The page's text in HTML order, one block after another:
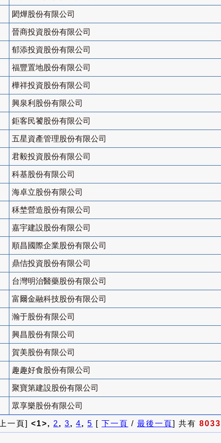
閎燁股份有限公司
晉商投資股份有限公司
郁添投資股份有限公司
福豐置地股份有限公司
樺祥投資股份有限公司
興泉利股份有限公司
鉅客民饕股份有限公司
五星資產管理股份有限公司
君毅投資股份有限公司
科基股份有限公司
海卓立股份有限公司
秝埜營造股份有限公司
嘉宇建設股份有限公司
順昌國際企業股份有限公司
鼎佶投資股份有限公司
台灣明治醫藥股份有限公司
富爾金融科技股份有限公司
瀚于股份有限公司
興昌股份有限公司
賀美股份有限公司
趣趣好食股份有限公司
聚寶第建設股份有限公司
眾享樂股份有限公司
一頁] <1>, 2, 3, 4, 5 [ 下一頁 / 最後一頁] 共有 8033